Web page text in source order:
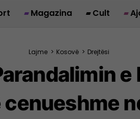
Magazina Cult
Lajme > Kosovë > Drejtësi